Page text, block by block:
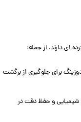
ای دارند، از جمله:
برای جلوگیری از برگشت
شیمیایی و حفظ دقت در